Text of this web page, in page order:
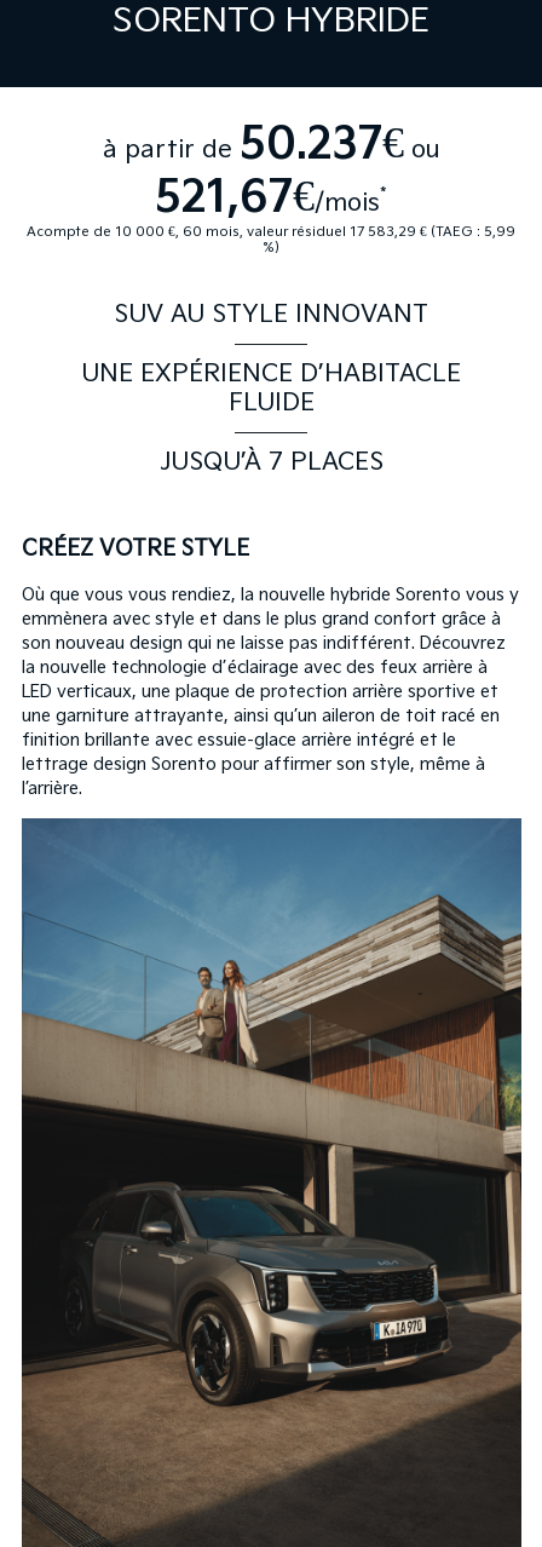
SORENTO HYBRIDE
à partir de 50.237€ou
521,67€/mois*
Acompte de 10 000 €, 60 mois, valeur résiduel 17 583,29 € (TAEG : 5,99
%)
SUV AU STYLE INNOVANT
UNE EXPÉRIENCE D’HABITACLE
FLUIDE
JUSQU’À 7 PLACES
CRÉEZ VOTRE STYLE
Où que vous vous rendiez, la nouvelle hybride Sorento vous y
emmènera avec style et dans le plus grand confort grâce à
son nouveau design qui ne laisse pas indifférent. Découvrez
la nouvelle technologie d’éclairage avec des feux arrière à
LED verticaux, une plaque de protection arrière sportive et
une garniture attrayante, ainsi qu’un aileron de toit racé en
finition brillante avec essuie-glace arrière intégré et le
lettrage design Sorento pour affirmer son style, même à
l’arrière.